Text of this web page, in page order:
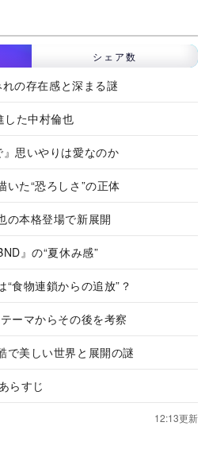
シェア数
れの存在感と深まる謎
した中村倫也
』思いやりは愛なのか
いた“恐ろしさ”の正体
の本格登場で新展開
』の“夏休み感”
“食物連鎖からの追放”？
ーマからその後を考察
で美しい世界と展開の謎
らすじ
12:13更新